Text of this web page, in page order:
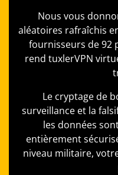
Nous vous
aléatoires rafraîchis
fournisseurs de 92
rend tuxlerVPN
Le cryptage de
surveillance et la
les données
entièrement
niveau militaire,